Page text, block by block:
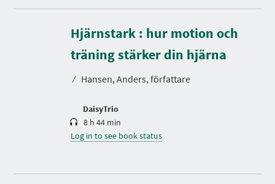
Hjärnstark : hur motion och
träning stärker din hjärna
⁄ Hansen, Anders, författare
DaisyTrio
D
u
r
a
i
8 h 44 min
Log in to see book status